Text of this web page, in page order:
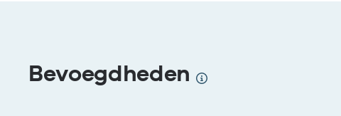
Bevoegdheden